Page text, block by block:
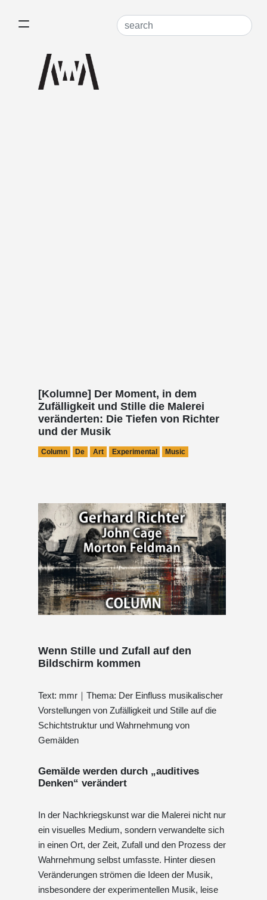
[Kolumne] Der Moment, in dem
Zufälligkeit und Stille die Malerei
veränderten: Die Tiefen von Richter
und der Musik
Column De Art Experimental Music
Wenn Stille und Zufall auf den
Bildschirm kommen
Text: mmr｜Thema: Der Einfluss musikalischer
Vorstellungen von Zufälligkeit und Stille auf die
Schichtstruktur und Wahrnehmung von
Gemälden
Gemälde werden durch „auditives
Denken“ verändert
In der Nachkriegskunst war die Malerei nicht nur
ein visuelles Medium, sondern verwandelte sich
in einen Ort, der Zeit, Zufall und den Prozess der
Wahrnehmung selbst umfasste. Hinter diesen
Veränderungen strömen die Ideen der Musik,
insbesondere der experimentellen Musik, leise